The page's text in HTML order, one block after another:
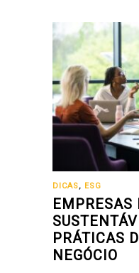
DICAS, ESG
EMPRESAS
PRÁTICAS
NEGÓCIO